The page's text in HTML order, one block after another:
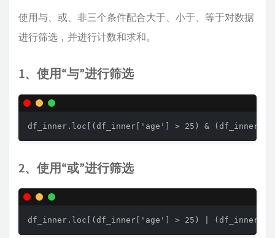
使用与、或、非三个条件配合大于、小于、等于对数据
进行筛选，并进行计数和求和。
1、使用“与”进行筛选
df_inner.loc[(df_inner['age'] > 25) &
2、使用“或”进行筛选
df_inner.loc[(df_inner['age'] > 25) |